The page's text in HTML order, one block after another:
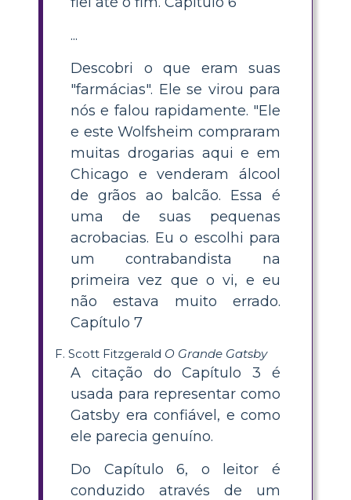
...
Descobri o que eram suas
"farmácias". Ele se virou para
nós e falou rapidamente. "Ele
e este Wolfsheim compraram
muitas drogarias aqui e em
Chicago e venderam álcool
de grãos ao balcão. Essa é
uma de suas pequenas
acrobacias. Eu o escolhi para
um contrabandista na
primeira vez que o vi, e eu
não estava muito errado.
Capítulo 7
F. Scott Fitzgerald O Grande Gatsby
A citação do Capítulo 3 é
usada para representar como
Gatsby era confiável, e como
ele parecia genuíno.
Do Capítulo 6, o leitor é
conduzido através de um